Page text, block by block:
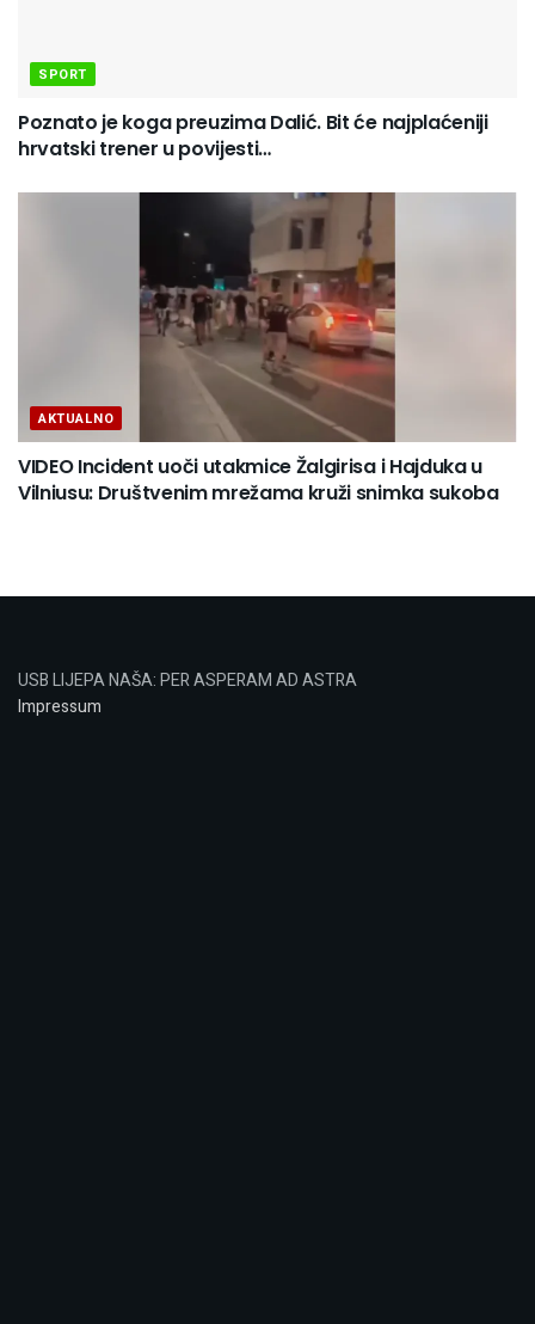
SPORT
Poznato je koga preuzima Dalić. Bit će najplaćeniji
hrvatski trener u povijesti…
AKTUALNO
VIDEO Incident uoči utakmice Žalgirisa i Hajduka u
Vilniusu: Društvenim mrežama kruži snimka sukoba
USB LIJEPA NAŠA: PER ASPERAM AD ASTRA
Impressum